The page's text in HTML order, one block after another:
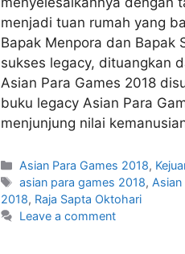
menjadi tuan rumah yang
Bapak Menpora dan Bapak
sukses legacy, dituangkan
Asian Para Games 2018
buku legacy Asian Para
menjunjung nilai
Asian Para Games 2018,
asian para games 2018,
2018, Raja Sapta Oktohari
Leave a comment